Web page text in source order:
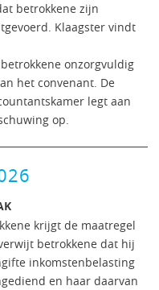
betrokkene zijn
Klaagster vindt
onzorgvuldig
het convenant. De
legt aan
op.
krijgt de maatregel
betrokkene dat hij
inkomstenbelasting
en haar daarvan